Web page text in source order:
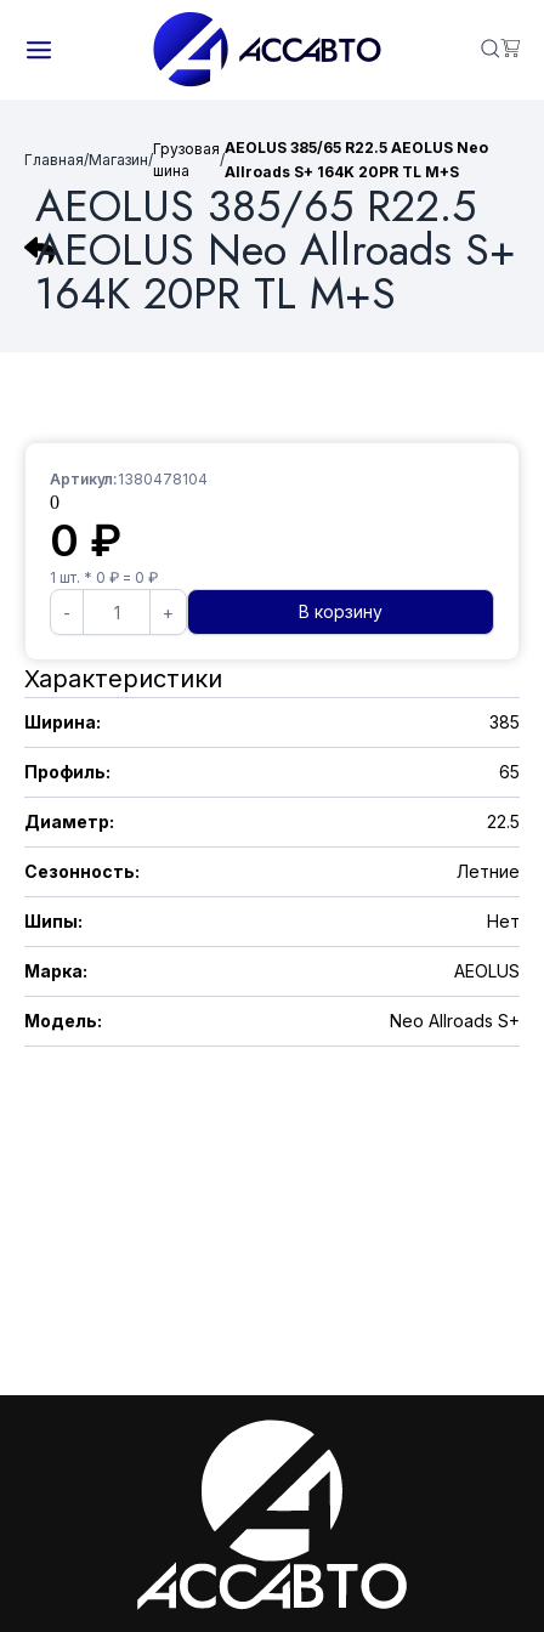
Главная/Магазин/
Грузовая
шина
/
AEOLUS 385/65 R22.5 AEOLUS Neo
Allroads S+ 164K 20PR TL M+S
AEOLUS 385/65 R22.5
AEOLUS Neo Allroads S+
164K 20PR TL M+S
Характеристики
Ширина: 385
Профиль: 65
Диаметр: 22.5
Сезонность: Летние
Шипы: Нет
Марка: AEOLUS
Модель: Neo Allroads S+
Артикул:1380478104
0
0 ₽
1 шт. * 0 ₽ = 0 ₽
- + В корзину